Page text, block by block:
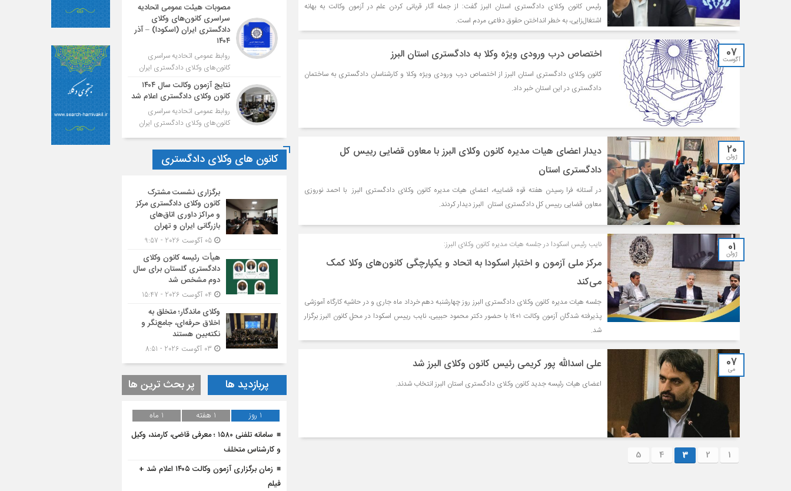
رئیس کانون وکلای دادگستری استان البرز گفت: از جمله آثار قربانی کردن علم در آزمون وکالت به بهانه
اشتغال‌زایی، به خطر انداختن حقوق دفاعی مردم است.
07
آگوست اختصاص درب ورودی ویژه وکلا به دادگستری استان البرز
کانون وکلای دادگستری استان البرز از اختصاص درب ورودی ویژه وکلا و کارشناسان دادگستری به ساختمان
دادگستری در این استان خبر داد.
20
ژوئن
دیدار اعضاى هیات مدیره کانون وکلاى البرز با معاون قضایى رییس کل
دادگسترى استان
در آستانه فرا رسیدن هفته قوه قضاييه، اعضاى هيات مديره كانون وكلاى دادگسترى البرز با احمد نوروزى
معاون قضایی رييس كل دادگسترى استان البرز دیدار كردند.
01
ژوئن
نایب رئیس اسکودا در جلسه هيات مديره كانون وكلاى البرز:
مرکز ملی آزمون و اختبار اسکودا به اتحاد و یکپارچگی کانون‌های وکلا کمک
مى‌کند
جلسه هيات مديره كانون وکلای دادگستری البرز روز چهارشنبه دهم خرداد ماه جاری و در حاشيه كارگاه آموزشى
پذيرفته شدگان آزمون وكالت ١٤٠١ با حضور دكتر محمود حبيبى، نايب رييس اسكودا در محل كانون البرز برگزار
شد.
07
می علی اسدالله پور کریمی رئیس کانون وکلای البرز شد
اعضای هیات رئیسه جدید کانون وکلای دادگستری استان البرز انتخاب شدند.
1
2
3
4
5
مصوبات هیئت عمومی اتحادیه
سراسری کانون‌های وکلای
دادگستری ایران (اسکودا) – آذر
۱۴۰۴
روابط عمومی اتحادیه سراسری
کانون‌های وکلای دادگستری ایران
نتایج آزمون وکالت سال ۱۴۰۴
کانون وکلای دادگستری اعلام شد
روابط عمومی اتحادیه سراسری
کانون‌های وکلای دادگستری ایران
کانون های وکلای دادگستری
برگزاری نشست مشترک
کانون وکلای دادگستری مرکز
و مراکز داوری اتاق‌های
بازرگانی ایران و تهران
هیأت ‌رئیسه کانون وکلای
دادگستری گلستان برای سال
دوم مشخص شد
وکلای ماندگار؛ متخلق به
اخلاق حرفه‌ای، جامع‌نگر و
نکته‌بین هستند
پربازدید ها پر بحث ترین ها
1 روز 1 هفته 1 ماه
سامانه تلفنی ۱۵۸۰ ؛ معرفی قاضی، کارمند، وکیل
و کارشناس متخلف
زمان برگزاری آزمون وکالت ۱۴۰۵ اعلام شد +
فیلم